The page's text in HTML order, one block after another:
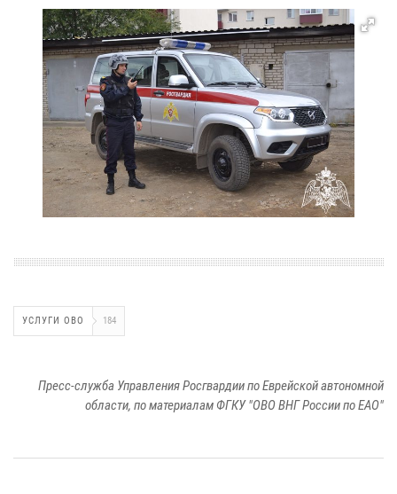
УСЛУГИ ОВО 184
Пресс-служба Управления Росгвардии по Еврейской автономной
области, по материалам ФГКУ "ОВО ВНГ России по ЕАО"